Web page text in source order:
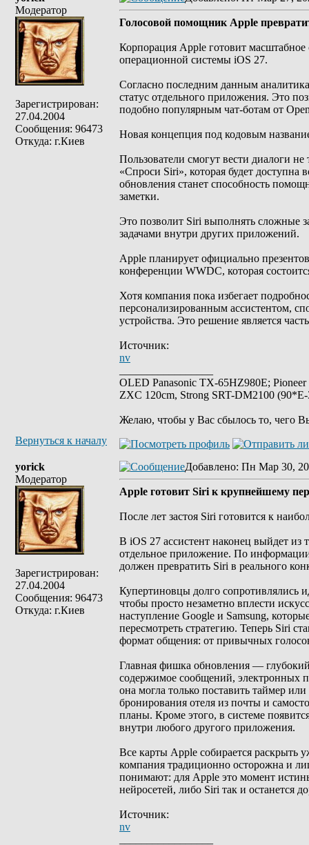
Модератор
Зарегистрирован:
27.04.2004
Сообщения: 96473
Откуда: г.Киев
Голосовой помощник Apple
Корпорация Apple готовит
операционной системы iOS 27.
Согласно последним данным
статус отдельного приложения. Это
подобно популярным чат-ботам от
Новая концепция под кодовым
Пользователи смогут вести диалоги
«Спроси Siri», которая будет доступна
обновления станет способность
заметки.
Это позволит Siri выполнять сложные
задачами внутри других приложений.
Apple планирует официально
конференции WWDC, которая
Хотя компания пока избегает
персонализированным ассистентом,
устройства. Это решение является
Источник:
nv
OLED Panasonic TX-65HZ980E;
ZXC 120cm, Strong SRT-DM2100
Желаю, чтобы у Вас сбылось то, чего
Вернуться к началу
yorick
Модератор
Зарегистрирован:
27.04.2004
Сообщения: 96473
Откуда: г.Киев
Добавлено: Пн Мар 30,
Apple готовит Siri к крупнейшему
После лет застоя Siri готовится к
В iOS 27 ассистент наконец выйдет
отдельное приложение. По
должен превратить Siri в реального
Купертиновцы долго сопротивлялись
чтобы просто незаметно вплести
наступление Google и Samsung,
пересмотреть стратегию. Теперь Siri
формат общения: от привычных
Главная фишка обновления —
содержимое сообщений, электронных
она могла только поставить таймер
бронирования отеля из почты и
планы. Кроме этого, в системе
внутри любого другого приложения.
Все карты Apple собирается
компания традиционно осторожна и
понимают: для Apple это момент
нейросетей, либо Siri так и останется
Источник:
nv